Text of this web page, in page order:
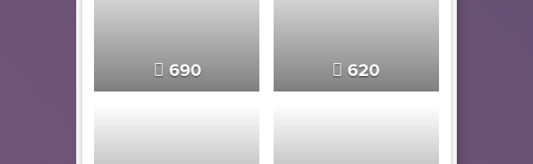
690 620